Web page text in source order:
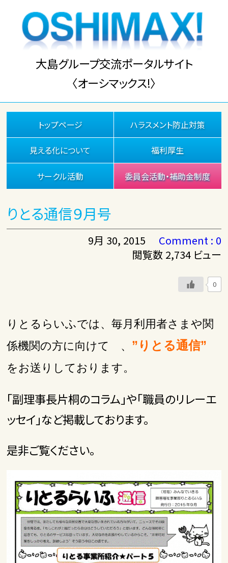
大島グループ交流ポータルサイト
〈オーシマックス!〉
トップページ ハラスメント防止対策
見える化について 福利厚生
サークル活動 委員会活動・補助金制度
りとる通信９月号
9月 30, 2015
Comment : 0
閲覧数 2,734 ビュー
0
りとるらいふでは、毎月利用者さまや関
係機関の方に向けて 、 ”りとる通信”
をお送りしております。
「副理事長片桐のコラム」や「職員のリレーエ
ッセイ」など掲載しております。
是非ご覧ください。